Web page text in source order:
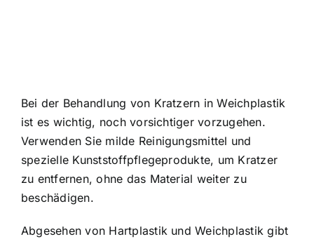
Bei der Behandlung von Kratzern in Weichplastik
ist es wichtig, noch vorsichtiger vorzugehen.
Verwenden Sie milde Reinigungsmittel und
spezielle Kunststoffpflegeprodukte, um Kratzer
zu entfernen, ohne das Material weiter zu
beschädigen.
Abgesehen von Hartplastik und Weichplastik gibt